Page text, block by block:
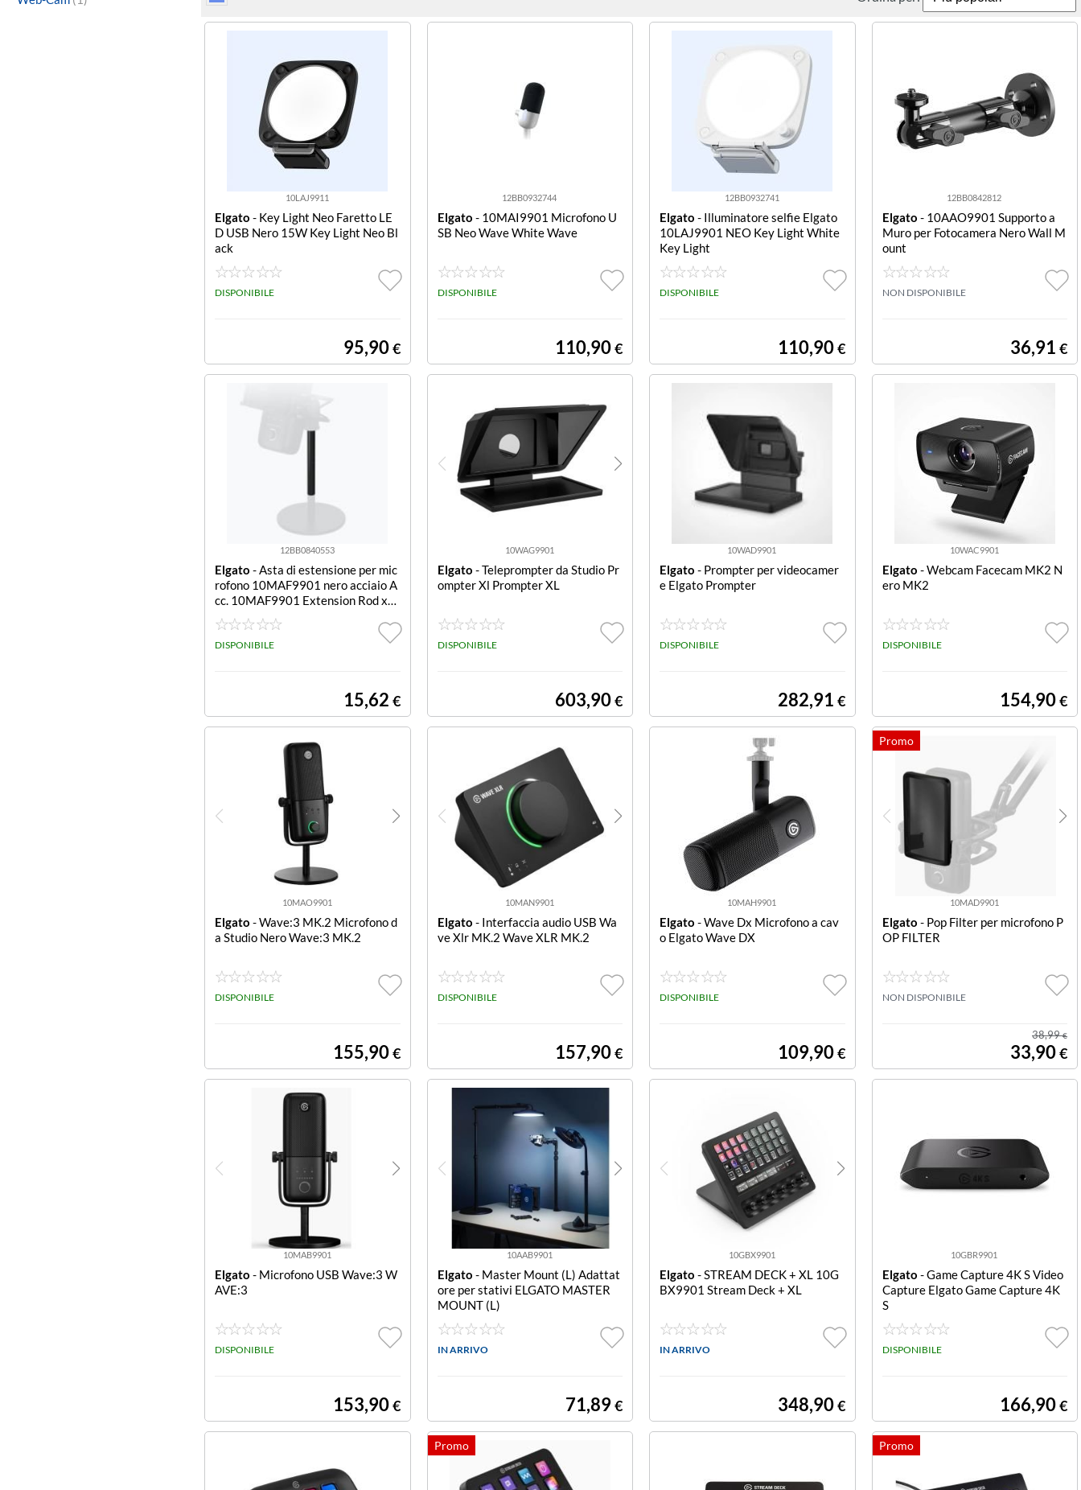
10LAJ9911
Elgato - Key Light Neo Faretto LE
D USB Nero 15W Key Light Neo Bl
ack
DISPONIBILE
95,90€
12BB0932744
Elgato - 10MAI9901 Microfono U
SB Neo Wave White Wave
DISPONIBILE
110,90€
12BB0932741
Elgato - Illuminatore selfie Elgato
10LAJ9901 NEO Key Light White
Key Light
DISPONIBILE
110,90€
12BB0842812
Elgato - 10AAO9901 Supporto a
Muro per Fotocamera Nero Wall M
ount
NON DISPONIBILE
36,91 €
12BB0840553
Elgato - Asta di estensione per mic
rofono 10MAF9901 nero acciaio A
cc. 10MAF9901 Extension Rod x
Mic.Elgat
DISPONIBILE
15,62 €
10WAG9901
Elgato - Teleprompter da Studio Pr
ompter Xl Prompter XL
DISPONIBILE
603,90€
10WAD9901
Elgato - Prompter per videocamer
e Elgato Prompter
DISPONIBILE
282,91 €
10WAC9901
Elgato - Webcam Facecam MK2 N
ero MK2
DISPONIBILE
154,90€
10MAO9901
Elgato - Wave:3 MK.2 Microfono d
a Studio Nero Wave:3 MK.2
DISPONIBILE
155,90€
10MAN9901
Elgato - Interfaccia audio USB Wa
ve Xlr MK.2 Wave XLR MK.2
DISPONIBILE
157,90€
10MAH9901
Elgato - Wave Dx Microfono a cav
o Elgato Wave DX
DISPONIBILE
109,90€
10MAD9901
Elgato - Pop Filter per microfono P
OP FILTER
NON DISPONIBILE
38,99€
33,90€
10MAB9901
Elgato - Microfono USB Wave:3 W
AVE:3
DISPONIBILE
153,90€
10AAB9901
Elgato - Master Mount (L) Adattat
ore per stativi ELGATO MASTER
MOUNT (L)
IN ARRIVO
71,89€
10GBX9901
Elgato - STREAM DECK + XL 10G
BX9901 Stream Deck + XL
IN ARRIVO
348,90€
10GBR9901
Elgato - Game Capture 4K S Video
Capture Elgato Game Capture 4K
S
DISPONIBILE
166,90€